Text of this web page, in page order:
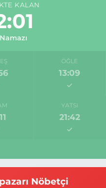
KALAN
ÖĞLE
13:09
YATSI
21:42
Nöbetçi